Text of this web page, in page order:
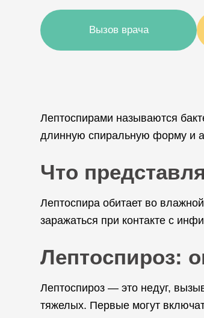
Вызов врача
Лептоспирами называются
длинную спиральную форму и
Что
Лептоспира обитает во
заражаться при контакте с
Лептоспироз:
Лептоспироз — это недуг,
тяжелых. Первые могут